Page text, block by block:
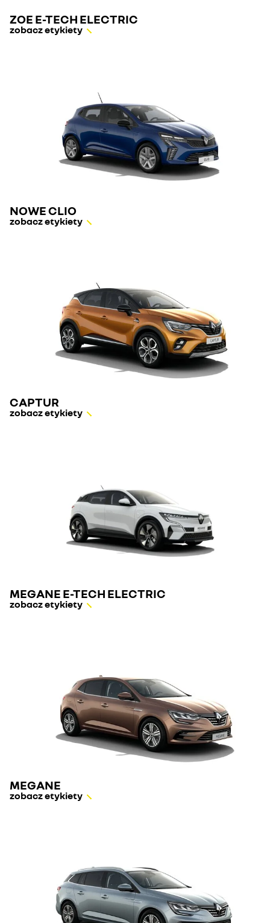
ZOE E-TECH ELECTRIC
zobacz etykiety
NOWE CLIO
zobacz etykiety
CAPTUR
zobacz etykiety
MEGANE E-TECH ELECTRIC
zobacz etykiety
MEGANE
zobacz etykiety